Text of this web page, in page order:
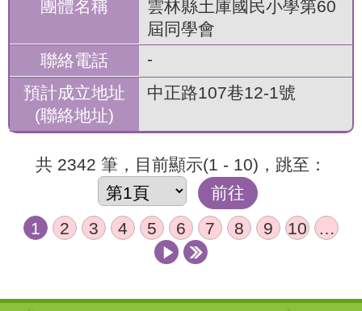
雲林縣土庫國民小學第60
屆同學會
-
中正路107巷12-1號
共 2342 筆，目前顯示(1 - 10)，跳至：
前往
1
2 3 4 5 6 7 8 9 10 …